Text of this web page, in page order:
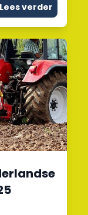
Lees verder